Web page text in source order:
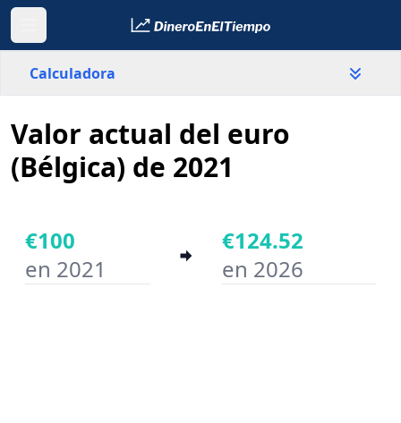
Calculadora
Bélgica
País
Año inicial
Valor actual del euro
(Bélgica) de 2021
€100
en 2021
€124.52
en 2026